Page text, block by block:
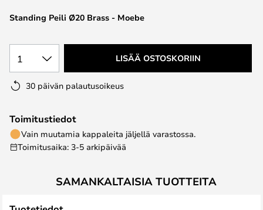
gallery
Standing Peili Ø20 Brass - Moebe
1 LISÄÄ OSTOSKORIIN
30 päivän palautusoikeus
Toimitustiedot
Vain muutamia kappaleita jäljellä varastossa.
Toimitusaika: 3-5 arkipäivää
SAMANKALTAISIA TUOTTEITA